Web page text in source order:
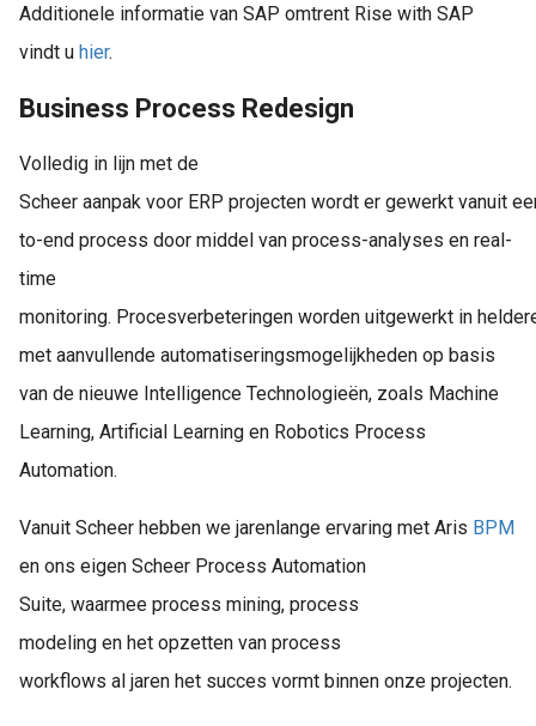
Additionele informatie van SAP omtrent Rise with SAP
vindt u hier.
Business Process Redesign
Volledig in lijn met de
Scheer aanpak voor ERP projecten wordt er gewerkt vanuit
to-end process door middel van process-analyses en real-
time
monitoring. Procesverbeteringen worden uitgewerkt in
met aanvullende automatiseringsmogelijkheden op basis
van de nieuwe Intelligence Technologieën, zoals Machine
Learning, Artificial Learning en Robotics Process
Automation.
Vanuit Scheer hebben we jarenlange ervaring met Aris BPM
en ons eigen Scheer Process Automation
Suite, waarmee process mining, process
modeling en het opzetten van process
workflows al jaren het succes vormt binnen onze projecten.